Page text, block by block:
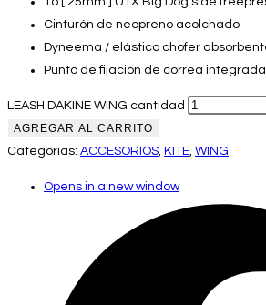
Cinturón de neopreno acolchado
Dyneema / elástico chofer
Punto de fijación de correa integrada
LEASH DAKINE WING cantidad
AGREGAR AL CARRITO
Categorías: ACCESORIOS, KITE, WING
Opens in a new window